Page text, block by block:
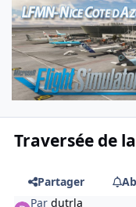
Traversée de
Partager
Pardutrla